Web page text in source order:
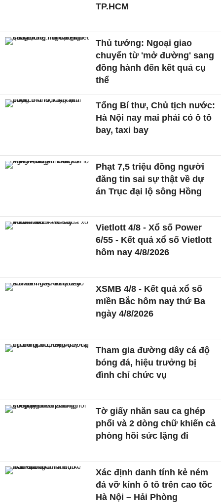
TP.HCM
Thủ tướng: Ngoại giao
chuyển từ 'mở đường' sang
đồng hành đến kết quả cụ
thể
Tổng Bí thư, Chủ tịch nước:
Hà Nội nay mai phải có ô tô
bay, taxi bay
Phạt 7,5 triệu đồng người
đăng tin sai sự thật về dự
án Trục đại lộ sông Hồng
Vietlott 4/8 - Xổ số Power
6/55 - Kết quả xổ số Vietlott
hôm nay 4/8/2026
XSMB 4/8 - Kết quả xổ số
miền Bắc hôm nay thứ Ba
ngày 4/8/2026
Tham gia đường dây cá độ
bóng đá, hiệu trưởng bị
đình chỉ chức vụ
Tờ giấy nhăn sau ca ghép
phổi và 2 dòng chữ khiến cả
phòng hồi sức lặng đi
Xác định danh tính kẻ ném
đá vỡ kính ô tô trên cao tốc
Hà Nội – Hải Phòng